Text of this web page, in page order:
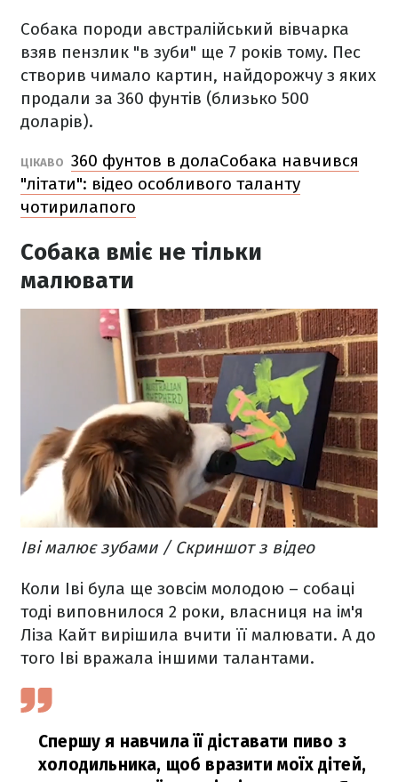
Собака породи австралійський вівчарка
взяв пензлик "в зуби" ще 7 років тому. Пес
створив чимало картин, найдорожчу з яких
продали за 360 фунтів (близько 500
доларів).
ЦІКАВО 360 фунтов в долаСобака навчився
"літати": відео особливого таланту
чотирилапого
Собака вміє не тільки
малювати
Іві малює зубами / Скриншот з відео
Коли Іві була ще зовсім молодою – собаці
тоді виповнилося 2 роки, власниця на ім'я
Ліза Кайт вирішила вчити її малювати. А до
того Іві вражала іншими талантами.
Спершу я навчила її діставати пиво з
холодильника, щоб вразити моїх дітей,